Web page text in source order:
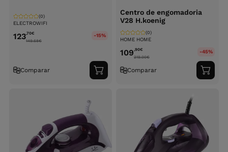
ELECTROWIFI
(0)
123,70€
149.68€
-15%
Comparar
Adicionar
ao
Centro de engomadoria
V28 H.koenig
HOME HOME
(0)
109,90€
219.00€
-45%
Comparar
ao